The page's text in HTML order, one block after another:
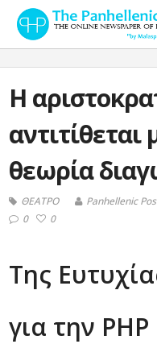
Η
αντιτίθεται
θεωρία
ΘΕΑΤΡΟ Panhellenic
0
0
Της
για την ΡΗΡ